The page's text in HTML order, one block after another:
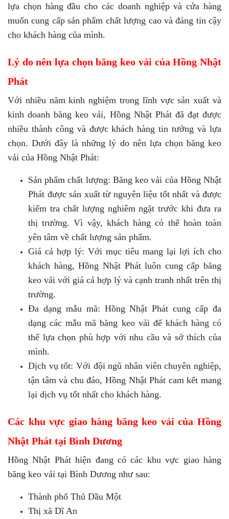
lựa chọn hàng đầu cho các doanh nghiệp và cửa hàng
muốn cung cấp sản phẩm chất lượng cao và đáng tin cậy
cho khách hàng của mình.
Lý do nên lựa chọn băng keo vải của Hồng Nhật
Phát
Với nhiều năm kinh nghiệm trong lĩnh vực sản xuất và
kinh doanh băng keo vải, Hồng Nhật Phát đã đạt được
nhiều thành công và được khách hàng tin tưởng và lựa
chọn. Dưới đây là những lý do nên lựa chọn băng keo
vải của Hồng Nhật Phát:
Sản phẩm chất lượng: Băng keo vải của Hồng Nhật
Phát được sản xuất từ nguyên liệu tốt nhất và được
kiểm tra chất lượng nghiêm ngặt trước khi đưa ra
thị trường. Vì vậy, khách hàng có thể hoàn toàn
yên tâm về chất lượng sản phẩm.
Giá cả hợp lý: Với mục tiêu mang lại lợi ích cho
khách hàng, Hồng Nhật Phát luôn cung cấp băng
keo vải với giá cả hợp lý và cạnh tranh nhất trên thị
trường.
Đa dạng mẫu mã: Hồng Nhật Phát cung cấp đa
dạng các mẫu mã băng keo vải để khách hàng có
thể lựa chọn phù hợp với nhu cầu và sở thích của
mình.
Dịch vụ tốt: Với đội ngũ nhân viên chuyên nghiệp,
tận tâm và chu đáo, Hồng Nhật Phát cam kết mang
lại dịch vụ tốt nhất cho khách hàng.
Các khu vực giao hàng băng keo vải của Hồng
Nhật Phát tại Bình Dương
Hồng Nhật Phát hiện đang có các khu vực giao hàng
băng keo vải tại Bình Dương như sau:
Thành phố Thủ Dầu Một
Thị xã Dĩ An